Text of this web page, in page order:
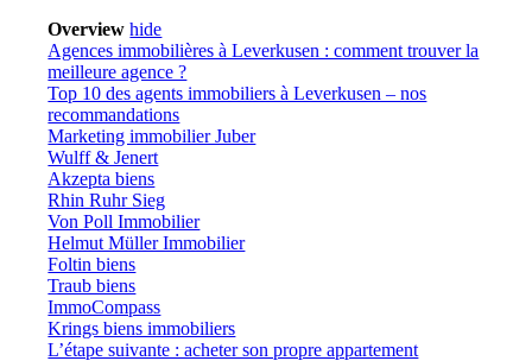
Overview hide
Agences immobilières à Leverkusen : comment trouver la
meilleure agence ?
Top 10 des agents immobiliers à Leverkusen – nos
recommandations
Marketing immobilier Juber
Wulff & Jenert
Akzepta biens
Rhin Ruhr Sieg
Von Poll Immobilier
Helmut Müller Immobilier
Foltin biens
Traub biens
ImmoCompass
Krings biens immobiliers
L’étape suivante : acheter son propre appartement